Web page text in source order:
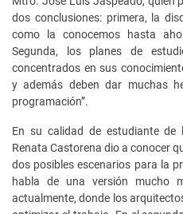
dos conclusiones: primera, la
como la conocemos hasta
Segunda, los planes de
concentrados en sus
y además deben dar muchas
programación”.
En su calidad de estudiante de
Renata Castorena dio a conocer
dos posibles escenarios para la
habla de una versión mucho
actualmente, donde los